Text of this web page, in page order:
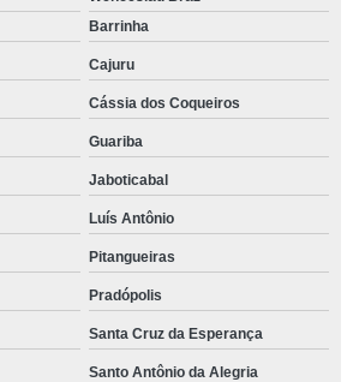
Barrinha
Cajuru
Cássia dos Coqueiros
Guariba
Jaboticabal
Luís Antônio
Pitangueiras
Pradópolis
Santa Cruz da Esperança
Santo Antônio da Alegria